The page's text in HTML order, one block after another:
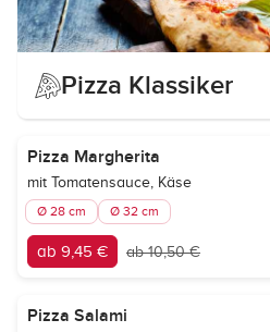
Pizza Klassiker
Pizza Margherita
mit Tomatensauce, Käse
Ø 28 cm Ø 32 cm
ab 9,45 € ab 10,50 €
Pizza Salami